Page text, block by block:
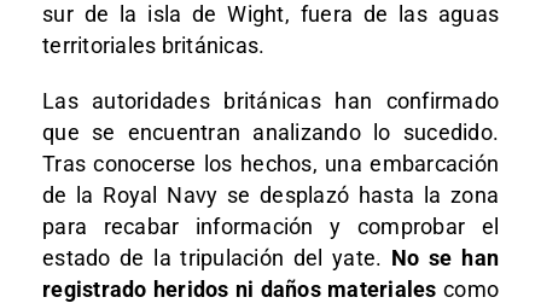
sur de la isla de Wight, fuera de las aguas
territoriales británicas.
Las autoridades británicas han confirmado
que se encuentran analizando lo sucedido.
Tras conocerse los hechos, una embarcación
de la Royal Navy se desplazó hasta la zona
para recabar información y comprobar el
estado de la tripulación del yate. No se han
registrado heridos ni daños materiales como